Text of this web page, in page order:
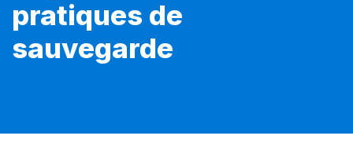
pratiques de
sauvegarde